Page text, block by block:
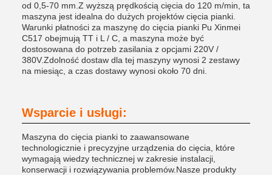
od 0,5-70 mm.Z wyższą prędkością cięcia do 120 m/min, ta
maszyna jest idealna do dużych projektów cięcia pianki.
Warunki płatności za maszynę do cięcia pianki Pu Xinmei
C517 obejmują TT i L / C, a maszyna może być
dostosowana do potrzeb zasilania z opcjami 220V /
380V.Zdolność dostaw dla tej maszyny wynosi 2 zestawy
na miesiąc, a czas dostawy wynosi około 70 dni.
Wsparcie i usługi:
Maszyna do cięcia pianki to zaawansowane
technologicznie i precyzyjne urządzenia do cięcia, które
wymagają wiedzy technicznej w zakresie instalacji,
konserwacji i rozwiązywania problemów.Nasze produkty